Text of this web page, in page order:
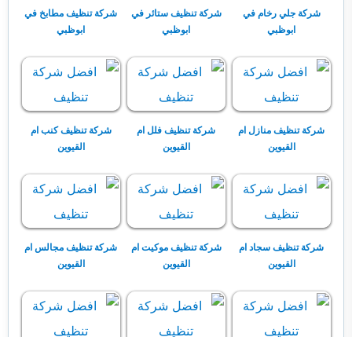
شركة جلي رخام في
ابوظبي
شركة تنظيف ستائر في
ابوظبي
شركة تنظيف مطابخ في
ابوظبي
شركة تنظيف منازل ام
القيوين
شركة تنظيف فلل ام
القيوين
شركة تنظيف كنب ام
القيوين
شركة تنظيف سجاد ام
القيوين
شركة تنظيف موكيت ام
القيوين
شركة تنظيف مجالس ام
القيوين